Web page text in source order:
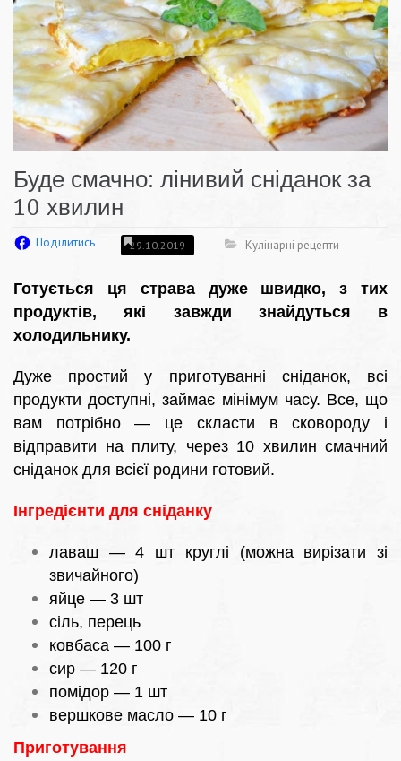
Буде смачно: лінивий сніданок за
10 хвилин
Поділитись 29.10.2019 Кулінарні рецепти
Готується ця страва дуже швидко, з тих
продуктів, які завжди знайдуться в
холодильнику.
Дуже простий у приготуванні сніданок, всі
продукти доступні, займає мінімум часу. Все, що
вам потрібно — це скласти в сковороду і
відправити на плиту, через 10 хвилин смачний
сніданок для всієї родини готовий.
Інгредієнти для сніданку
лаваш — 4 шт круглі (можна вирізати зі
звичайного)
яйце — 3 шт
сіль, перець
ковбаса — 100 г
сир — 120 г
помідор — 1 шт
вершкове масло — 10 г
Приготування